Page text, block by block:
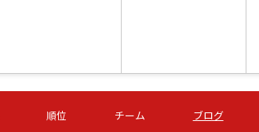
第16節 09/05 (土) 15:00
石人の星
第16節 09/05 (土) 16:00
ＡＧＦ
順位 チーム ブログ